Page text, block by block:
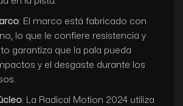
: El marco está fabricado con
lo que le confiere resistencia y
garantiza que la pala pueda
y el desgaste durante los
: La Radical Motion 2024 utiliza